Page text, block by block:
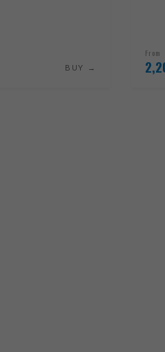
BUY
From